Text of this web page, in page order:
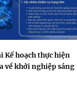
Kế hoạch thực hiện
về khởi nghiệp sáng